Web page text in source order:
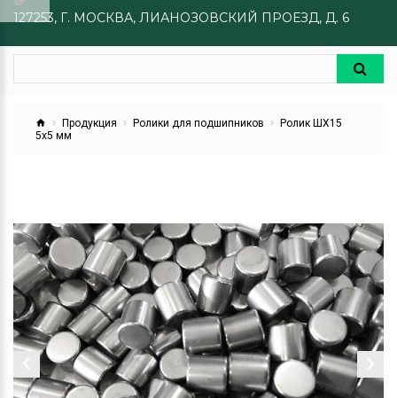
127253, Г. МОСКВА, ЛИАНОЗОВСКИЙ ПРОЕЗД, Д. 6
Продукция Ролики для подшипников
Ролик ШХ15
5х5 мм